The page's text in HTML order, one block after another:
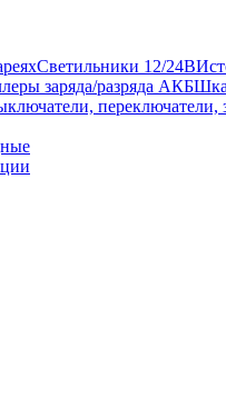
Светильники 12/24В
заряда/разряда АКБ
переключатели,